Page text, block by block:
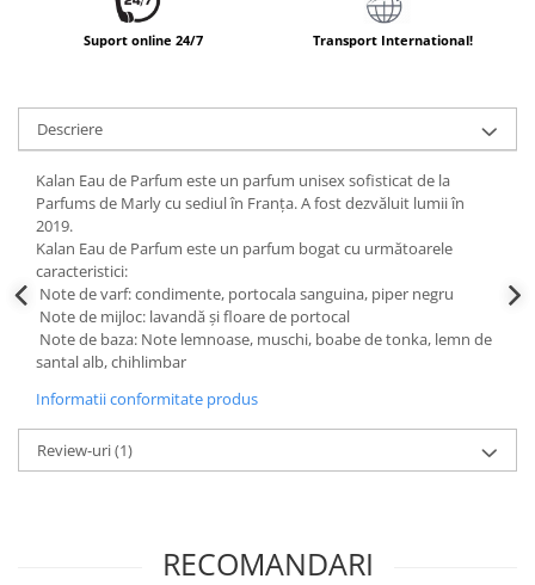
Suport online 24/7 Transport International!
Descriere
Kalan Eau de Parfum este un parfum unisex sofisticat de la
Parfums de Marly cu sediul în Franța. A fost dezvăluit lumii în
2019.
Kalan Eau de Parfum este un parfum bogat cu următoarele
caracteristici:
Note de varf: condimente, portocala sanguina, piper negru
Note de mijloc: lavandă și floare de portocal
Note de baza: Note lemnoase, muschi, boabe de tonka, lemn de
santal alb, chihlimbar
Informatii conformitate produs
Review-uri(1)
RECOMANDARI